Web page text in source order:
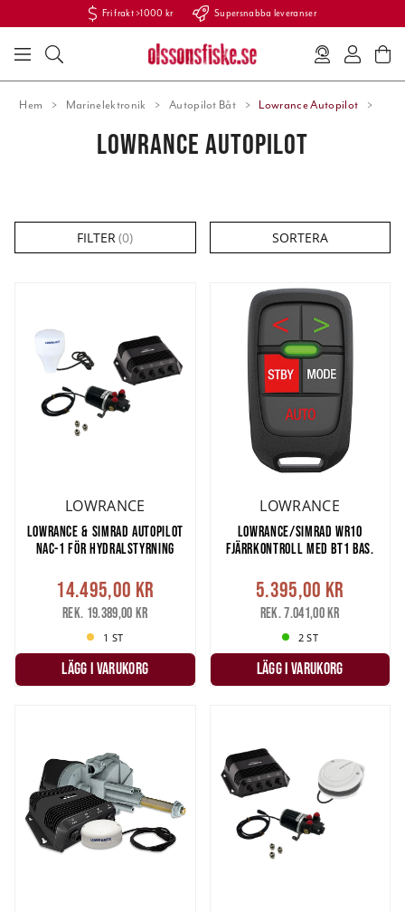
Fri frakt >1000 kr Supersnabba leveranser
Hem Marinelektronik Autopilot Båt Lowrance Autopilot
LOWRANCE AUTOPILOT
FILTER (0) SORTERA
LOWRANCE
LOWRANCE & SIMRAD AUTOPILOT
NAC-1 FÖR HYDRALSTYRNING
14.495,00 kr
Rek. 19.389,00 kr
1 ST
LÄGG I VARUKORG
LOWRANCE
LOWRANCE/SIMRAD WR10
FJÄRRKONTROLL MED BT1 BAS.
5.395,00 kr
Rek. 7.041,00 kr
2 ST
LÄGG I VARUKORG